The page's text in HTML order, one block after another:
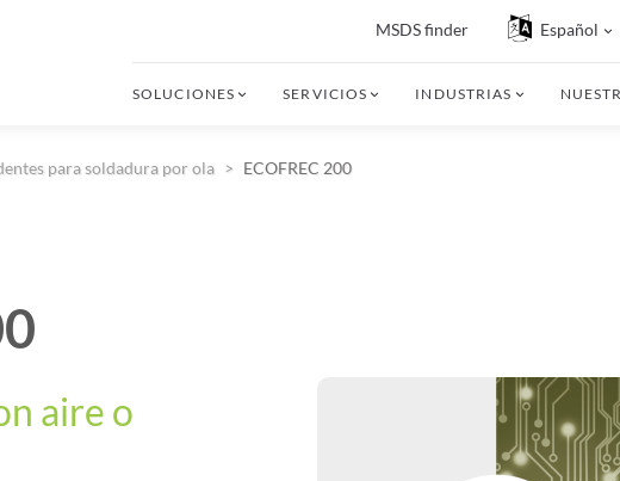
MSDS finder Español
SOLUCIONES SERVICIOS INDUSTRIAS
para soldadura por ola ECOFREC 200
aire o